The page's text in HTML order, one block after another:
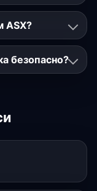
ASX?
безопасно?